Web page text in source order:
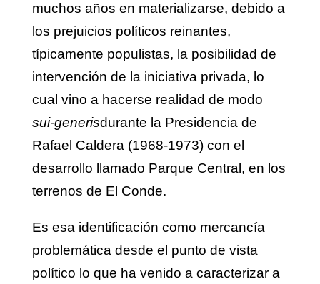
muchos años en materializarse, debido a
los prejuicios políticos reinantes,
típicamente populistas, la posibilidad de
intervención de la iniciativa privada, lo
cual vino a hacerse realidad de modo
sui-generisdurante la Presidencia de
Rafael Caldera (1968-1973) con el
desarrollo llamado Parque Central, en los
terrenos de El Conde.
Es esa identificación como mercancía
problemática desde el punto de vista
político lo que ha venido a caracterizar a